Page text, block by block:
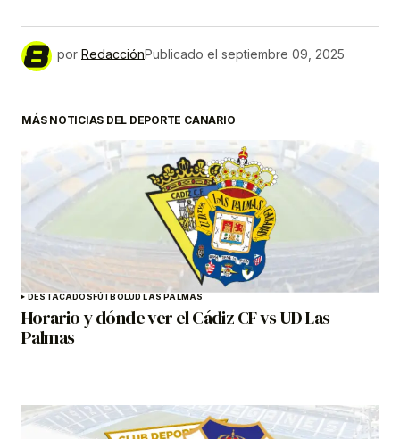
por RedacciónPublicado el septiembre 09, 2025
MÁS NOTICIAS DEL DEPORTE CANARIO
DESTACADOSFÚTBOLUD LAS PALMAS
Horario y dónde ver el Cádiz CF vs UD Las
Palmas